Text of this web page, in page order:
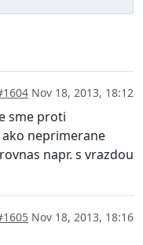
Nov 18, 2013, 18:12
sme proti
neprimerane
napr. s vrazdou
Nov 18, 2013, 18:16